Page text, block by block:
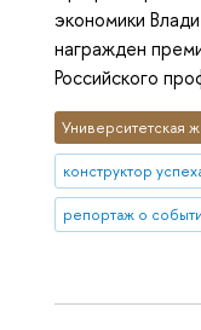
экономики
награжден
Российского
Университетская
конструктор
репортаж о